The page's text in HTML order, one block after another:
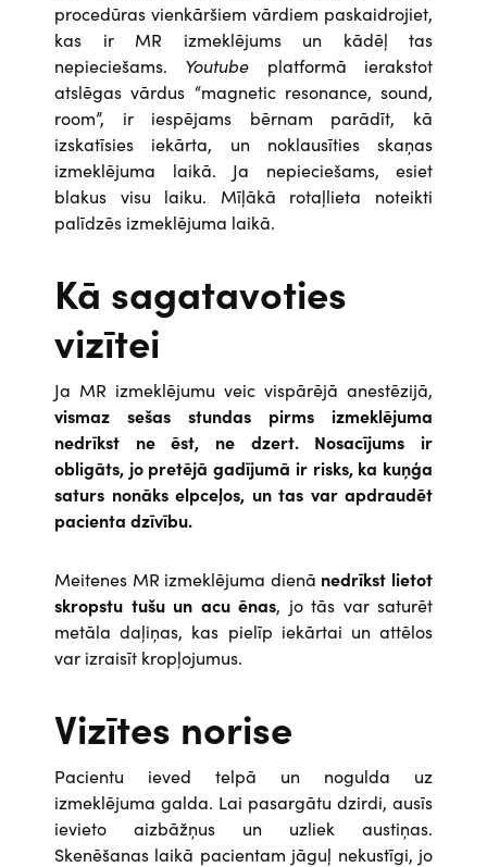
procedūras vienkāršiem vārdiem paskaidrojiet,
kas ir MR izmeklējums un kādēļ tas
nepieciešams. Youtube platformā ierakstot
atslēgas vārdus “magnetic resonance, sound,
room”, ir iespējams bērnam parādīt, kā
izskatīsies iekārta, un noklausīties skaņas
izmeklējuma laikā. Ja nepieciešams, esiet
blakus visu laiku. Mīļākā rotaļlieta noteikti
palīdzēs izmeklējuma laikā.
Kā sagatavoties
vizītei
Ja MR izmeklējumu veic vispārējā anestēzijā,
vismaz sešas stundas pirms izmeklējuma
nedrīkst ne ēst, ne dzert. Nosacījums ir
obligāts, jo pretējā gadījumā ir risks, ka kuņģa
saturs nonāks elpceļos, un tas var apdraudēt
pacienta dzīvību.
Meitenes MR izmeklējuma dienā nedrīkst lietot
skropstu tušu un acu ēnas, jo tās var saturēt
metāla daļiņas, kas pielīp iekārtai un attēlos
var izraisīt kropļojumus.
Vizītes norise
Pacientu ieved telpā un nogulda uz
izmeklējuma galda. Lai pasargātu dzirdi, ausīs
ievieto aizbāžņus un uzliek austiņas.
Skenēšanas laikā pacientam jāguļ nekustīgi, jo